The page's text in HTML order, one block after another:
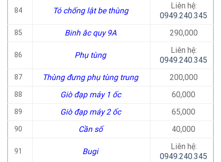
84 Tó chống lật be thùng
Liên hệ:
0949.240.345
85 Binh ăc quy 9A 290,000
86 Phụ tùng
Liên hệ:
0949.240.345
87 Thùng đưng phụ tùng trung 200,000
88 Giò đạp máy 1 ốc 60,000
89 Giò đạp máy 2 ốc 65,000
90 Cần số 40,000
91 Bugi
Liên hệ:
0949.240.345